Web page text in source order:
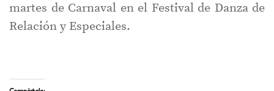
martes de Carnaval en el Festival de Danza de
Relación y Especiales.